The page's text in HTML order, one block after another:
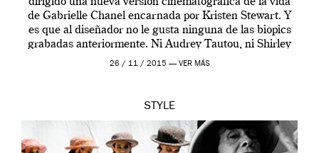
de Gabrielle Chanel encarnada por Kristen Stewart. Y
es que al diseñador no le gusta ninguna de las biopics
grabadas anteriormente. Ni Audrey Tautou, ni Shirley
McLaine ni ninguna otra. A él […]
26 / 11 / 2015 — VER MÁS
STYLE